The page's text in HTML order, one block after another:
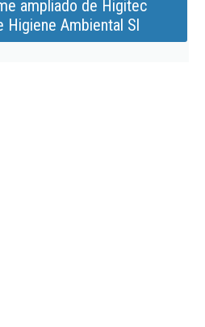
ampliado de Higitec
Higiene Ambiental Sl